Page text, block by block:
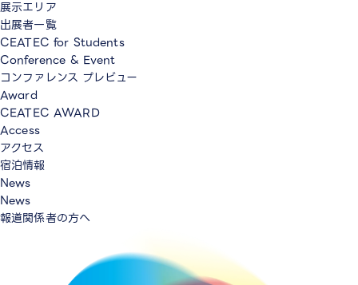
展示エリア
出展者一覧
CEATEC for Students
Conference & Event
コンファレンス プレビュー
Award
CEATEC AWARD
Access
アクセス
宿泊情報
News
News
報道関係者の方へ